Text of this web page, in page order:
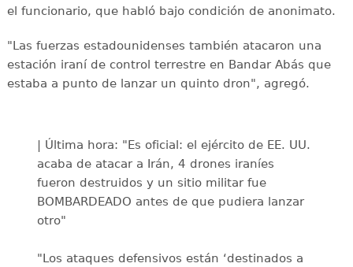
el funcionario, que habló bajo condición de anonimato.
"Las fuerzas estadounidenses también atacaron una
estación iraní de control terrestre en Bandar Abás que
estaba a punto de lanzar un quinto dron", agregó.
| Última hora: "Es oficial: el ejército de EE. UU.
acaba de atacar a Irán, 4 drones iraníes
fueron destruidos y un sitio militar fue
BOMBARDEADO antes de que pudiera lanzar
otro"
"Los ataques defensivos están ‘destinados a